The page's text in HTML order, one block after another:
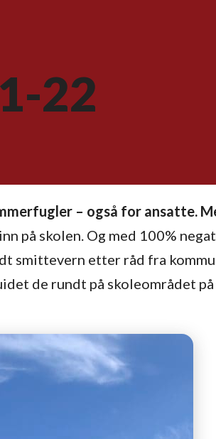
22
– også for ansatte.
på skolen. Og med 100%
smittevern etter råd fra
de rundt på skoleområdet